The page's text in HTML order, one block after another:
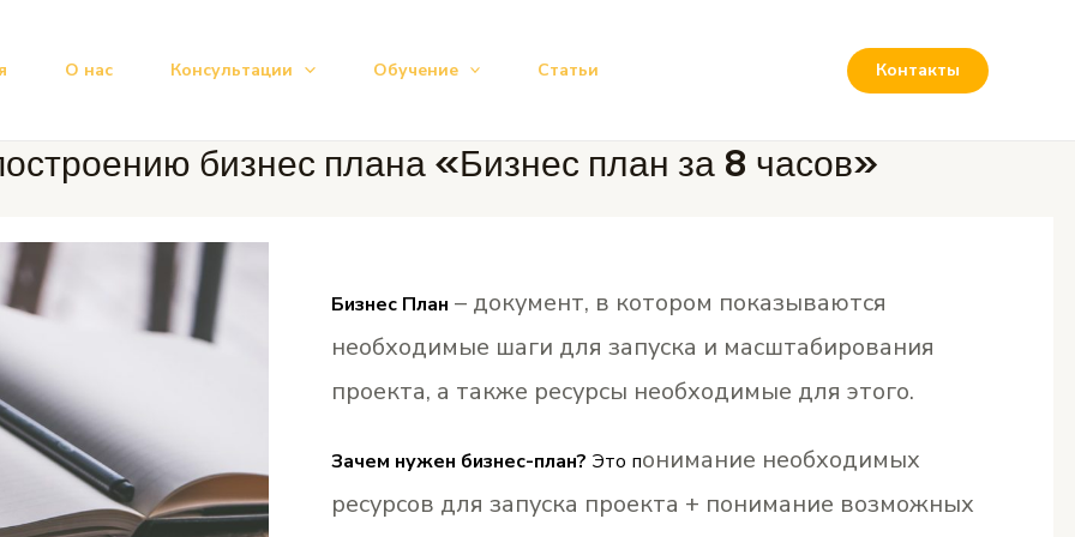
О нас Консультации Обучение Статьи Контакты
бизнес плана «Бизнес план за 8 часов»
Бизнес План – документ, в котором показываются
необходимые шаги для запуска и масштабирования
проекта, а также ресурсы необходимые для этого.
Зачем нужен бизнес-план? Это понимание необходимых
ресурсов для запуска проекта + понимание возможных